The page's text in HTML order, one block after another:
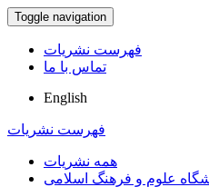
Toggle navigation
فهرست نشریات
تماس با ما
English
فهرست نشریات
همه نشریات
علوم و فرهنگ اسلامی